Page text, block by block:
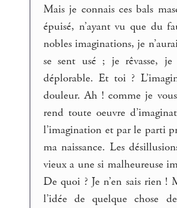
Mais je connais ces bals
épuisé, n’ayant vu que du
nobles imaginations, je
se sent usé ; je rêvasse,
déplorable. Et toi ?
douleur. Ah ! comme je
rend toute oeuvre
l’imagination et par le parti
ma naissance. Les
vieux a une si malheureuse
De quoi ? Je n’en sais rien !
l’idée de quelque chose